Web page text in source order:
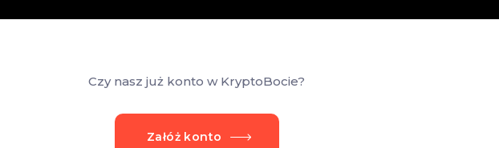
Czy nasz już konto w KryptoBocie?
Załóż konto